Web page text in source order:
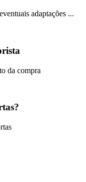
adaptações ...
da compra